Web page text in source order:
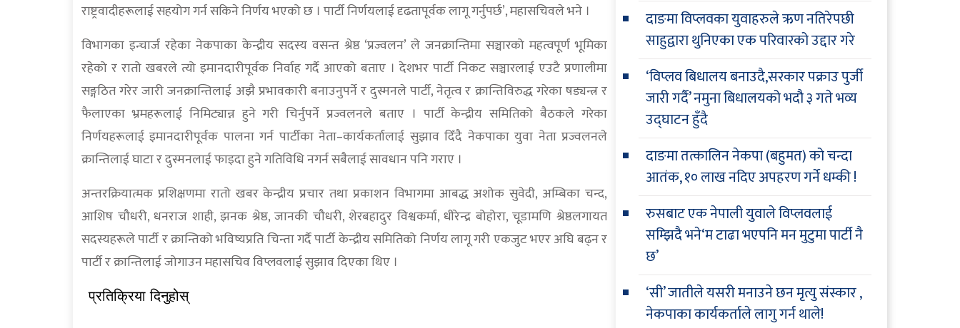
राष्ट्रवादीहरूलाई सहयोग गर्न सकिने निर्णय भएको छ । पार्टी निर्णयलाई दृढतापूर्वक लागू गर्नुपर्छ’, महासचिवले भने ।
विभागका इन्चार्ज रहेका नेकपाका केन्द्रीय सदस्य वसन्त श्रेष्ठ ‘प्रज्वलन’ ले जनक्रान्तिमा सञ्चारको महत्वपूर्ण भूमिका
रहेको र रातो खबरले त्यो इमानदारीपूर्वक निर्वाह गर्दै आएको बताए । देशभर पार्टी निकट सञ्चारलाई एउटै प्रणालीमा
सङ्गठित गरेर जारी जनक्रान्तिलाई अझै प्रभावकारी बनाउनुपर्ने र दुस्मनले पार्टी, नेतृत्व र क्रान्तिविरुद्ध गरेका षड्यन्त्र र
फैलाएका भ्रमहरूलाई निमिट्यान्न हुने गरी चिर्नुपर्ने प्रज्वलनले बताए । पार्टी केन्द्रीय समितिको बैठकले गरेका
निर्णयहरूलाई इमानदारीपूर्वक पालना गर्न पार्टीका नेता–कार्यकर्तालाई सुझाव दिँदै नेकपाका युवा नेता प्रज्वलनले
क्रान्तिलाई घाटा र दुस्मनलाई फाइदा हुने गतिविधि नगर्न सबैलाई सावधान पनि गराए ।
अन्तरक्रियात्मक प्रशिक्षणमा रातो खबर केन्द्रीय प्रचार तथा प्रकाशन विभागमा आबद्ध अशोक सुवेदी, अम्बिका चन्द,
आशिष चौधरी, धनराज शाही, झनक श्रेष्ठ, जानकी चौधरी, शेरबहादुर विश्वकर्मा, धीरेन्द्र बोहोरा, चूडामणि श्रेष्ठलगायत
सदस्यहरूले पार्टी र क्रान्तिको भविष्यप्रति चिन्ता गर्दै पार्टी केन्द्रीय समितिको निर्णय लागू गरी एकजुट भएर अघि बढ्न र
पार्टी र क्रान्तिलाई जोगाउन महासचिव विप्लवलाई सुझाव दिएका थिए ।
प्रतिक्रिया दिनुहोस्
दाङमा विप्लवका युवाहरुले ऋण नतिरेपछी
साहुद्वारा थुनिएका एक परिवारको उद्दार गरे
‘विप्लव बिधालय बनाउदै,सरकार पक्राउ पुर्जी
जारी गर्दै’ नमुना बिधालयको भदौ ३ गते भव्य
उद्घाटन हुँदै
दाङमा तत्कालिन नेकपा (बहुमत) को चन्दा
आतंक, १० लाख नदिए अपहरण गर्ने धम्की !
रुसबाट एक नेपाली युवाले विप्लवलाई
सम्झिदै भने‘म टाढा भएपनि मन मुटुमा पार्टी नै
छ’
‘सी’ जातीले यसरी मनाउने छन मृत्यु संस्कार ,
नेकपाका कार्यकर्ताले लागु गर्न थाले!